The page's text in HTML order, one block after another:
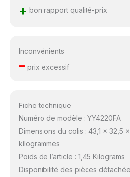
+ bon rapport qualité-prix
Inconvénients
–prix excessif
Fiche technique
Numéro de modèle : YY4220FA
Dimensions du colis : 43,1 x 32,5 x
kilogrammes
Poids de l’article : 1,45 Kilograms
Disponibilité des pièces